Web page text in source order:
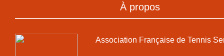
À propos
Association Française de Tennis